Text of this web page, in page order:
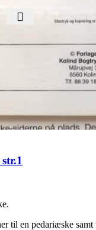
til en pedariæske